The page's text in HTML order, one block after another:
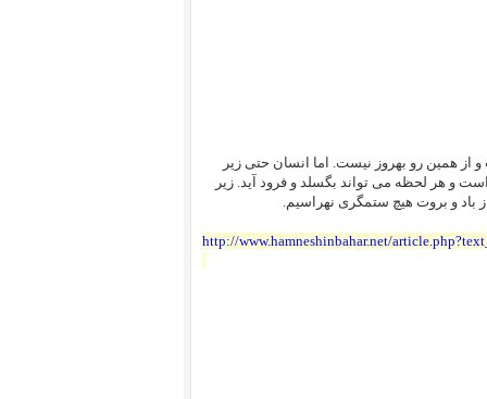
همین رو بهروز نیست. اما انسان حتی زیر
و هر لحظه می تواند بگسلد و فرود آید. زیر
باد و بروت هیچ ستمگری نهراسیم.
http://www.hamneshinbahar.net/